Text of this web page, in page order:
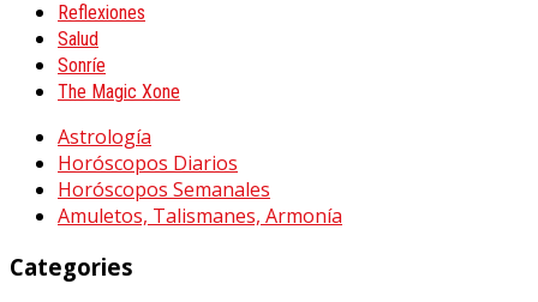
Reflexiones
Salud
Sonríe
The Magic Xone
Astrología
Horóscopos Diarios
Horóscopos Semanales
Amuletos, Talismanes, Armonía
Categories